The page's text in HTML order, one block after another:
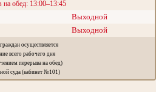
на обед: 13:00–13:45
Выходной
Выходной
осуществляется
всего рабочего дня
перерыва на обед)
суда (кабинет №101)